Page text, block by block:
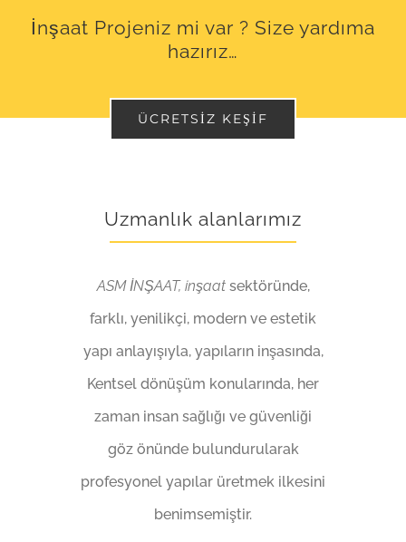
İnşaat Projeniz mi var ? Size yardıma
hazırız…
ÜCRETSIZ KEŞIF
Uzmanlık alanlarımız
ASM İNŞAAT, inşaat sektöründe,
farklı, yenilikçi, modern ve estetik
yapı anlayışıyla, yapıların inşasında,
Kentsel dönüşüm konularında, her
zaman insan sağlığı ve güvenliği
göz önünde bulundurularak
profesyonel yapılar üretmek ilkesini
benimsemiştir.